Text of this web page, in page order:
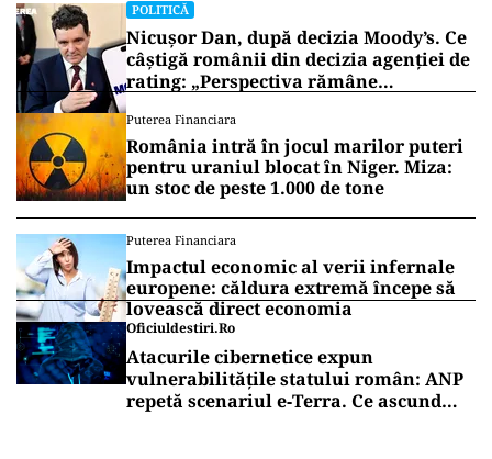
POLITICĂ
Nicușor Dan, după decizia Moody’s. Ce
câștigă românii din decizia agenției de
rating: „Perspectiva rămâne
Puterea Financiara
România intră în jocul marilor puteri
pentru uraniul blocat în Niger. Miza:
un stoc de peste 1.000 de tone
Puterea Financiara
Impactul economic al verii infernale
europene: căldura extremă începe să
lovească direct economia
Oficiuldestiri.ro
Atacurile cibernetice expun
vulnerabilitățile statului român: ANP
repetă scenariul e‑Terra. Ce ascund